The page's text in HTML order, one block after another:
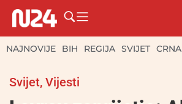
NAJNOVIJE BIH REGIJA SVIJET
Svijet, Vijesti